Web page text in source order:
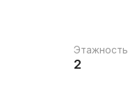
Этажность
2